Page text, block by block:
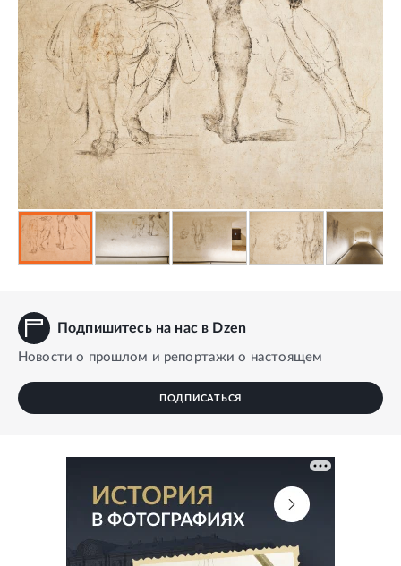
Подпишитесь на нас в Dzen
Новости о прошлом и репортажи о настоящем
ПОДПИСАТЬСЯ